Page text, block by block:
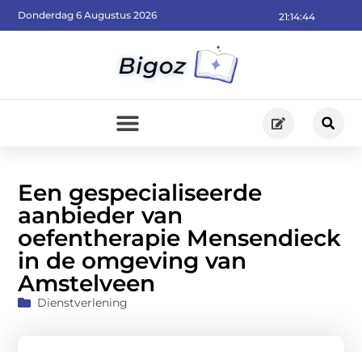
21:14:46
Donderdag 6 Augustus 2026
Een gespecialiseerde
aanbieder van
oefentherapie Mensendieck
in de omgeving van
Amstelveen
Dienstverlening